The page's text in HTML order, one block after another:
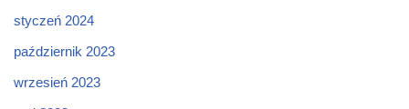
styczeń 2024
październik 2023
wrzesień 2023